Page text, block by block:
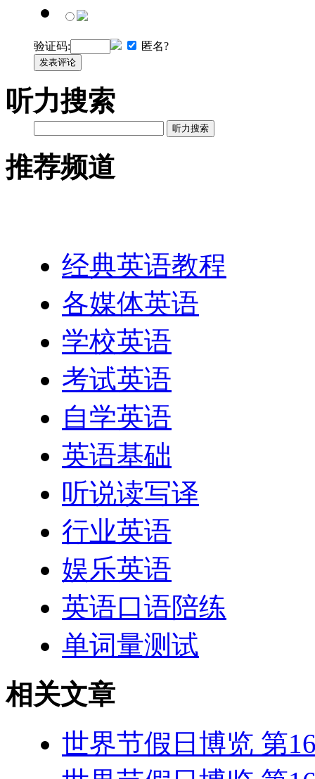
验证码: 匿名?
发表评论
听力搜索
听力搜索
推荐频道
经典英语教程
各媒体英语
学校英语
考试英语
自学英语
英语基础
听说读写译
行业英语
娱乐英语
英语口语陪练
单词量测试
相关文章
世界节假日博览 第